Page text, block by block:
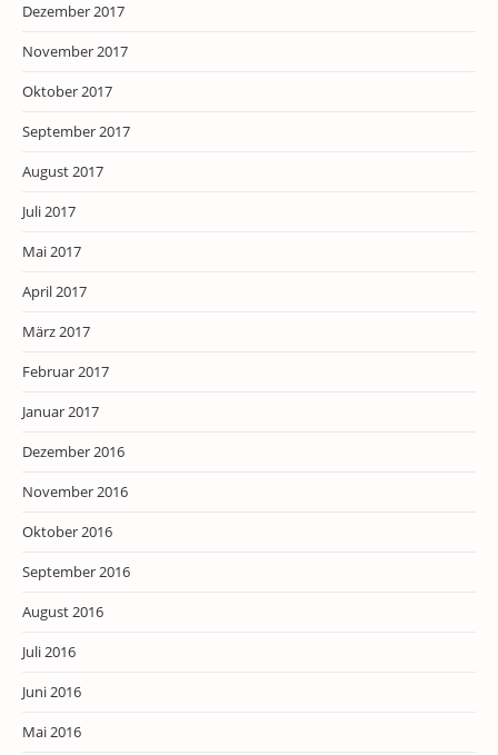
Dezember 2017
November 2017
Oktober 2017
September 2017
August 2017
Juli 2017
Mai 2017
April 2017
März 2017
Februar 2017
Januar 2017
Dezember 2016
November 2016
Oktober 2016
September 2016
August 2016
Juli 2016
Juni 2016
Mai 2016